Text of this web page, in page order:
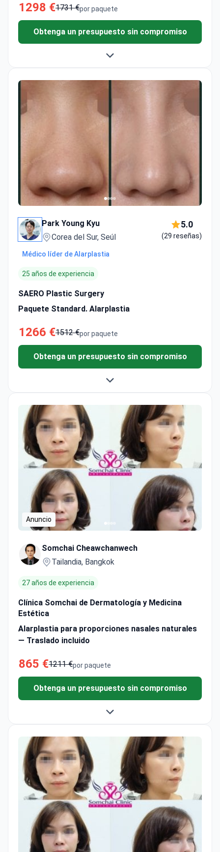
por paquete
1731 €
1298 €
Obtenga un presupuesto sin compromiso
Park Young Kyu
Corea del Sur, Seúl
5.0
(29 reseñas)
Médico líder de Alarplastia
25 años de experiencia
SAERO Plastic Surgery
Paquete Standard. Alarplastia
por paquete
1512 €
1266 €
Obtenga un presupuesto sin compromiso
Anuncio
Somchai Cheawchanwech
Tailandia, Bangkok
27 años de experiencia
Clínica Somchai de Dermatología y Medicina
Estética
Alarplastia para proporciones nasales naturales
— Traslado incluido
por paquete
1211 €
865 €
Obtenga un presupuesto sin compromiso